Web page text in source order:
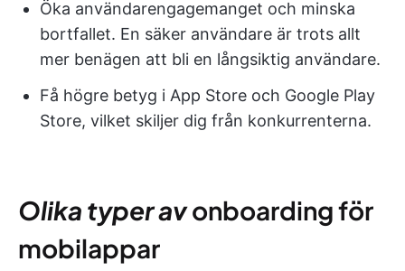
Öka användarengagemanget och minska
bortfallet. En säker användare är trots allt
mer benägen att bli en långsiktig användare.
Få högre betyg i App Store och Google Play
Store, vilket skiljer dig från konkurrenterna.
Olika typer avonboarding för
mobilappar